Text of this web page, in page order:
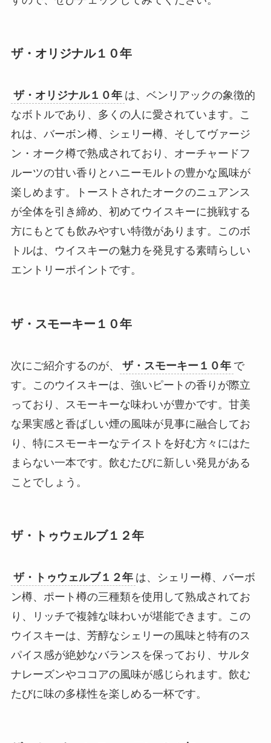
ザ・オリジナル１０年
ザ・オリジナル１０年 は、ベンリアックの象徴的
なボトルであり、多くの人に愛されています。こ
れは、バーボン樽、シェリー樽、そしてヴァージ
ン・オーク樽で熟成されており、オーチャードフ
ルーツの甘い香りとハニーモルトの豊かな風味が
楽しめます。トーストされたオークのニュアンス
が全体を引き締め、初めてウイスキーに挑戦する
方にもとても飲みやすい特徴があります。このボ
トルは、ウイスキーの魅力を発見する素晴らしい
エントリーポイントです。
ザ・スモーキー１０年
次にご紹介するのが、 ザ・スモーキー１０年 で
す。このウイスキーは、強いピートの香りが際立
っており、スモーキーな味わいが豊かです。甘美
な果実感と香ばしい煙の風味が見事に融合してお
り、特にスモーキーなテイストを好む方々にはた
まらない一本です。飲むたびに新しい発見がある
ことでしょう。
ザ・トゥウェルブ１２年
ザ・トゥウェルブ１２年 は、シェリー樽、バーボ
ン樽、ポート樽の三種類を使用して熟成されてお
り、リッチで複雑な味わいが堪能できます。この
ウイスキーは、芳醇なシェリーの風味と特有のス
パイス感が絶妙なバランスを保っており、サルタ
ナレーズンやココアの風味が感じられます。飲む
たびに味の多様性を楽しめる一杯です。